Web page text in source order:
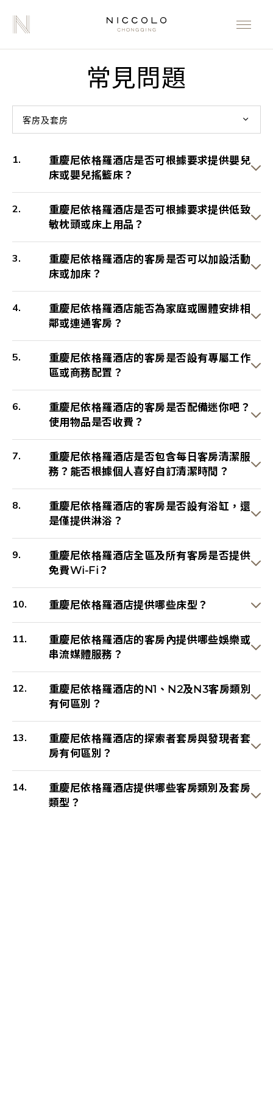
常見問題
客房及套房
重慶尼依格羅酒店是否可根據要求提供嬰兒
床或嬰兒搖籃床？
重慶尼依格羅酒店是否可根據要求提供低致
敏枕頭或床上用品？
重慶尼依格羅酒店的客房是否可以加設活動
床或加床？
重慶尼依格羅酒店能否為家庭或團體安排相
鄰或連通客房？
重慶尼依格羅酒店的客房是否設有專屬工作
區或商務配置？
重慶尼依格羅酒店的客房是否配備迷你吧？
使用物品是否收費？
重慶尼依格羅酒店是否包含每日客房清潔服
務？能否根據個人喜好自訂清潔時間？
重慶尼依格羅酒店的客房是否設有浴缸，還
是僅提供淋浴？
重慶尼依格羅酒店全區及所有客房是否提供
免費Wi-Fi？
重慶尼依格羅酒店提供哪些床型？
重慶尼依格羅酒店的客房內提供哪些娛樂或
串流媒體服務？
重慶尼依格羅酒店的N1、N2及N3客房類別
有何區別？
重慶尼依格羅酒店的探索者套房與發現者套
房有何區別？
重慶尼依格羅酒店提供哪些客房類別及套房
類型？